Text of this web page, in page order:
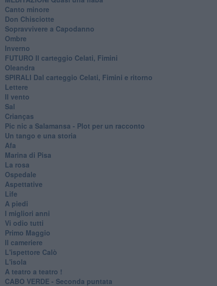
Canto minore
Don Chisciotte
Sopravvivere a Capodanno
Ombre
Inverno
FUTURO Il carteggio Celati, Fimini
Oleandra
SPIRALI Dal carteggio Celati, Fimini e ritorno
Lettere
Il vento
Sal
Crianças
Pic nic a Salamansa - Plot per un racconto
Un tango e una storia
Afa
Marina di Pisa
La rosa
Ospedale
Aspettative
Life
A piedi
I migliori anni
Vi odio tutti
Primo Maggio
Il cameriere
L'ispettore Calò
L'isola
A teatro a teatro !
CABO VERDE - Seconda puntata